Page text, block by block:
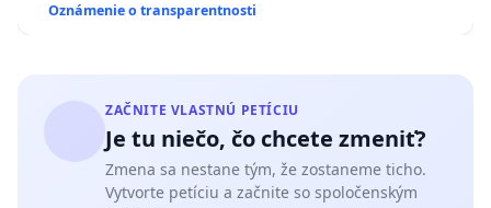
Oznámenie o transparentnosti
ZAČNITE VLASTNÚ PETÍCIU
Je tu niečo, čo chcete zmeniť?
Zmena sa nestane tým, že zostaneme ticho.
Vytvorte petíciu a začnite so spoločenským